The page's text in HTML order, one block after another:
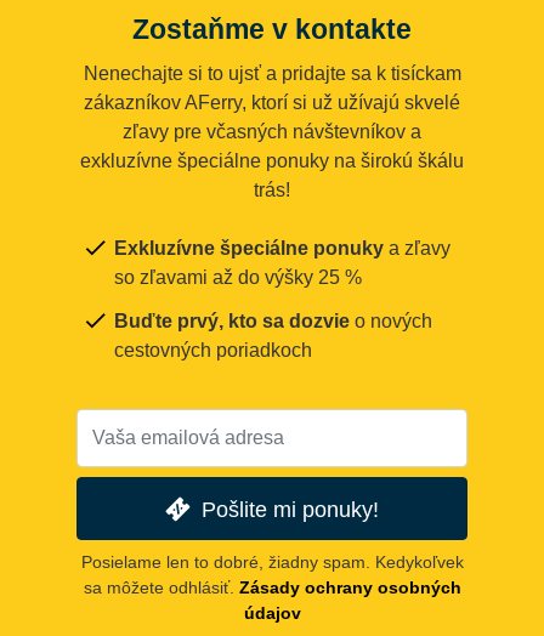
Zostaňme v kontakte
Nenechajte si to ujsť a pridajte sa k tisíckam
zákazníkov AFerry, ktorí si už užívajú skvelé
zľavy pre včasných návštevníkov a
exkluzívne špeciálne ponuky na širokú škálu
trás!
Exkluzívne špeciálne ponuky a zľavy
so zľavami až do výšky 25 %
Buďte prvý, kto sa dozvie o nových
cestovných poriadkoch
Pošlite mi ponuky!
Posielame len to dobré, žiadny spam. Kedykoľvek
sa môžete odhlásiť. Zásady ochrany osobných
údajov